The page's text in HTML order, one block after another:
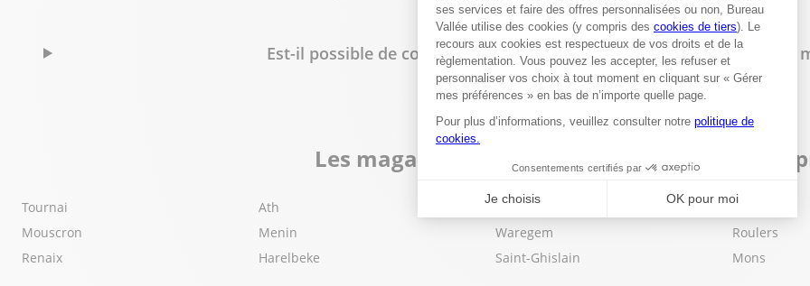
Est-il possible de commander en ligne et de retirer sa commande en
Les magasins Bureau Vallée dans les villes à
Tournai
Mouscron
Renaix
Ath
Menin
Harelbeke
Audenarde
Waregem
Saint-Ghislain
Izegem
Roulers
Mons